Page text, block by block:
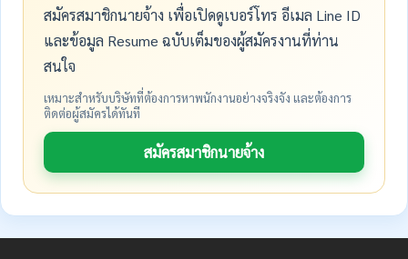
สมัครสมาชิกนายจ้าง เพื่อเปิดดูเบอร์โทร อีเมล Line ID
และข้อมูล Resume ฉบับเต็มของผู้สมัครงานที่ท่าน
สนใจ
เหมาะสำหรับบริษัทที่ต้องการหาพนักงานอย่างจริงจัง และต้องการ
ติดต่อผู้สมัครได้ทันที
สมัครสมาชิกนายจ้าง